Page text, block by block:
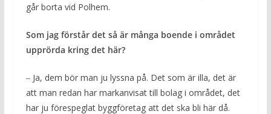
går borta vid Polhem.
Som jag förstår det så är många boende i området
upprörda kring det här?
‒ Ja, dem bör man ju lyssna på. Det som är illa, det är
att man redan har markanvisat till bolag i området, det
har ju förespeglat byggföretag att det ska bli här då.